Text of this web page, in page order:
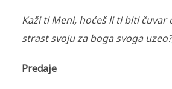
Kaži ti Meni, hoćeš li ti biti čuvar
strast svoju za boga svoga uzeo?
Predaje